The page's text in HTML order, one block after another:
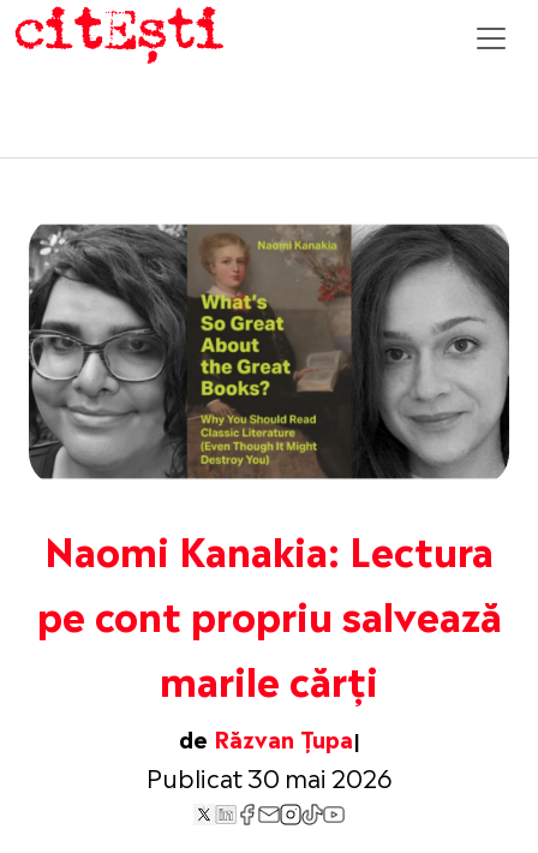
Naomi Kanakia: Lectura
pe cont propriu salvează
marile cărți
de Răzvan Țupa
Publicat 30 mai 2026